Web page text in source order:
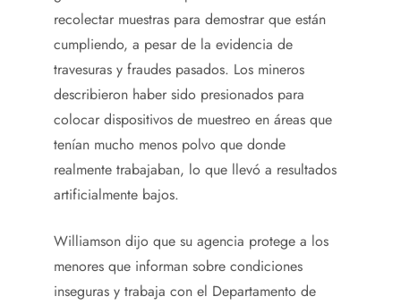
recolectar muestras para demostrar que están
cumpliendo, a pesar de la evidencia de
travesuras y fraudes pasados. Los mineros
describieron haber sido presionados para
colocar dispositivos de muestreo en áreas que
tenían mucho menos polvo que donde
realmente trabajaban, lo que llevó a resultados
artificialmente bajos.
Williamson dijo que su agencia protege a los
menores que informan sobre condiciones
inseguras y trabaja con el Departamento de